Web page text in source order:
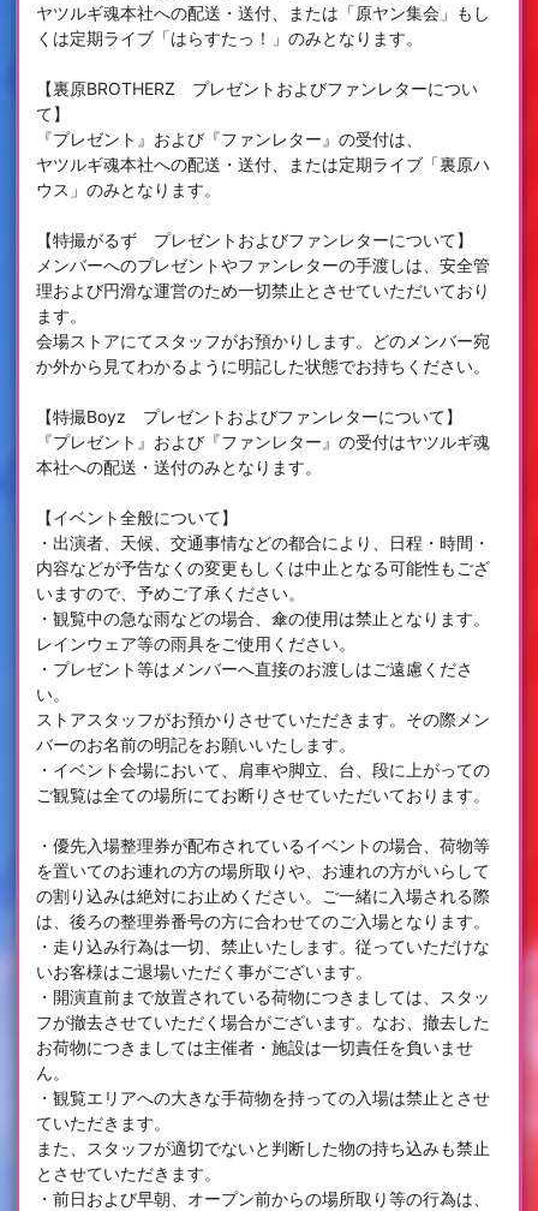
ヤツルギ魂本社への配送・送付、または「原ヤン集会」もし
くは定期ライブ「はらすたっ！」のみとなります。
【裏原BROTHERZ プレゼントおよびファンレターについ
て】
『プレゼント』および『ファンレター』の受付は、
ヤツルギ魂本社への配送・送付、または定期ライブ「裏原ハ
ウス」のみとなります。
【特撮がるず プレゼントおよびファンレターについて】
メンバーへのプレゼントやファンレターの手渡しは、安全管
理および円滑な運営のため一切禁止とさせていただいており
ます。
会場ストアにてスタッフがお預かりします。どのメンバー宛
か外から見てわかるように明記した状態でお持ちください。
【特撮Boyz プレゼントおよびファンレターについて】
『プレゼント』および『ファンレター』の受付はヤツルギ魂
本社への配送・送付のみとなります。
【イベント全般について】
・出演者、天候、交通事情などの都合により、日程・時間・
内容などが予告なくの変更もしくは中止となる可能性もござ
いますので、予めご了承ください。
・観覧中の急な雨などの場合、傘の使用は禁止となります。
レインウェア等の雨具をご使用ください。
・プレゼント等はメンバーへ直接のお渡しはご遠慮くださ
い。
ストアスタッフがお預かりさせていただきます。その際メン
バーのお名前の明記をお願いいたします。
・イベント会場において、肩車や脚立、台、段に上がっての
ご観覧は全ての場所にてお断りさせていただいております。
・優先入場整理券が配布されているイベントの場合、荷物等
を置いてのお連れの方の場所取りや、お連れの方がいらして
の割り込みは絶対にお止めください。ご一緒に入場される際
は、後ろの整理券番号の方に合わせてのご入場となります。
・走り込み行為は一切、禁止いたします。従っていただけな
いお客様はご退場いただく事がございます。
・開演直前まで放置されている荷物につきましては、スタッ
フが撤去させていただく場合がございます。なお、撤去した
お荷物につきましては主催者・施設は一切責任を負いませ
ん。
・観覧エリアへの大きな手荷物を持っての入場は禁止とさせ
ていただきます。
また、スタッフが適切でないと判断した物の持ち込みも禁止
とさせていただきます。
・前日および早朝、オープン前からの場所取り等の行為は、